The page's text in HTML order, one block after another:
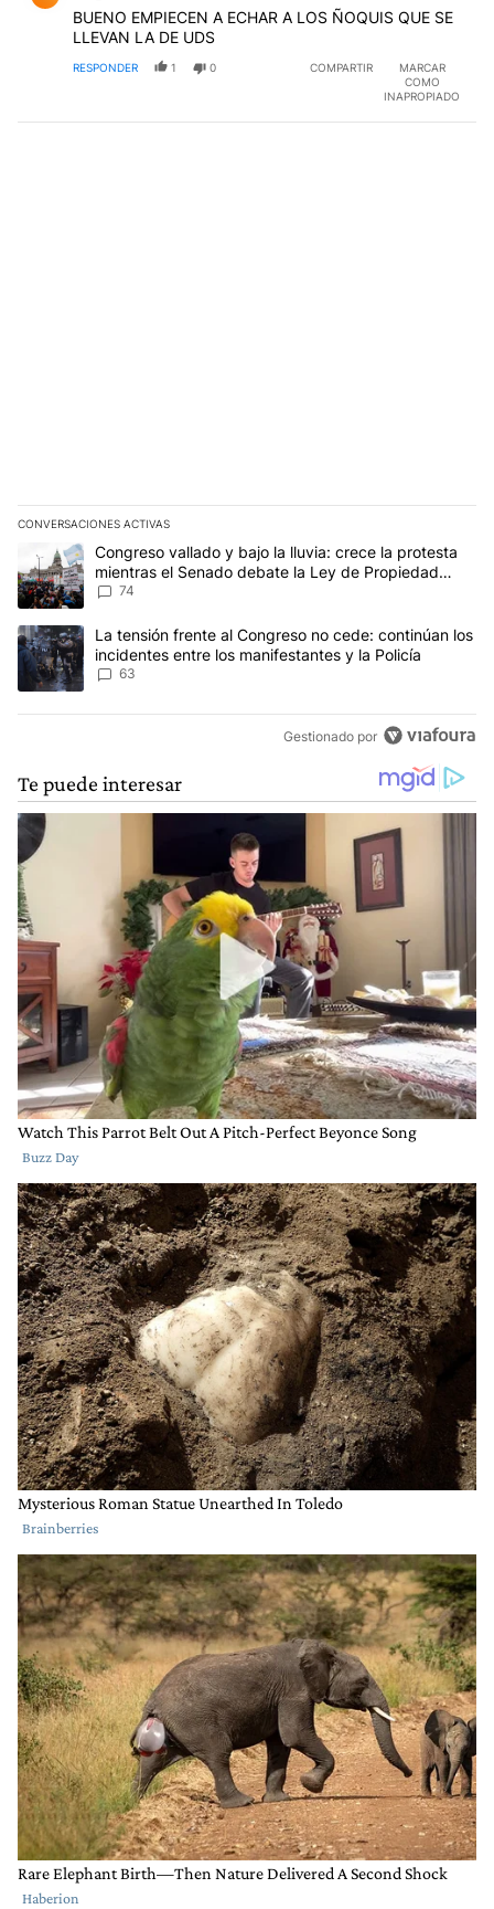
BUENO EMPIECEN A ECHAR A LOS ÑOQUIS QUE SE
LLEVAN LA DE UDS
RESPONDER 1 0 COMPARTIR
MARCAR
COMO
INAPROPIADO
CONVERSACIONES ACTIVAS
Este listado muestra los artículos con más comentarios en los
Un artículo de tendencia con el título "Congreso vallado y bajo
Congreso vallado y bajo la lluvia: crece la protesta
mientras el Senado debate la Ley de Propiedad
Privada
74
Un artículo de tendencia con el título "La tensión frente al
La tensión frente al Congreso no cede: continúan los
incidentes entre los manifestantes y la Policía
63
Gestionado por